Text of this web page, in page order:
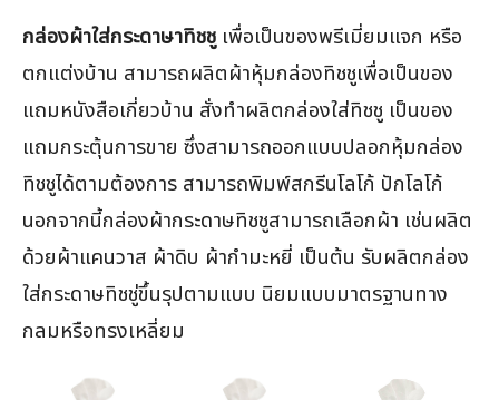
กล่องผ้าใส่กระดาษาทิชชูเพื่อเป็นของพรีเมี่ยมแจก หรือ
ตกแต่งบ้าน สามารถผลิตผ้าหุ้มกล่องทิชชูเพื่อเป็นของ
แถมหนังสือเกี่ยวบ้าน สั่งทำผลิตกล่องใส่ทิชชู เป็นของ
แถมกระตุ้นการขาย ซึ่งสามารถออกแบบปลอกหุ้มกล่อง
ทิชชูได้ตามต้องการ สามารถพิมพ์สกรีนโลโก้ ปักโลโก้
นอกจากนี้กล่องผ้ากระดาษทิชชูสามารถเลือกผ้า เช่นผลิต
ด้วยผ้าแคนวาส ผ้าดิบ ผ้ากำมะหยี่ เป็นต้น รับผลิตกล่อง
ใส่กระดาษทิชชู่ขึ้นรุปตามแบบ นิยมแบบมาตรฐานทาง
กลมหรือทรงเหลี่ยม